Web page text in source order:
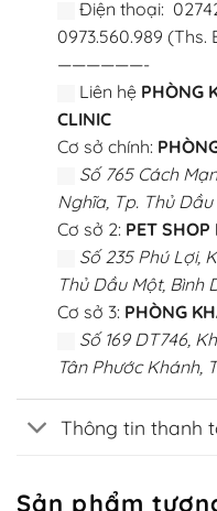
Điện thoại:
0973.560.989 (Ths.
——————-
Liên hệ PHÒNG
CLINIC
Cơ sở chính:
Số 765 Cách
Nghĩa, Tp. Thủ
Cơ sở 2: PET
Số 235 Phú Lợi,
Thủ Dầu Một, Bình
Cơ sở 3: PHÒNG
Số 169 DT746,
Tân Phước Khánh,
Thông tin thanh
Sản phẩm